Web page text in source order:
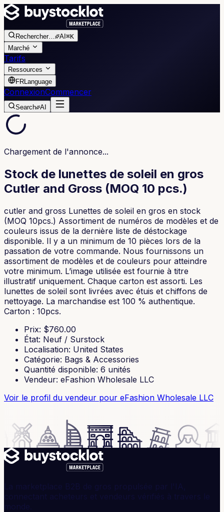
Rechercher… AI ⌘K
Marché
Tarifs
Ressources
FRLanguage
ConnexionCommencer
Search AI
Chargement de l'annonce...
Stock de lunettes de soleil en gros
Cutler and Gross (MOQ 10 pcs.)
cutler and gross Lunettes de soleil en gros en stock
(MOQ 10pcs.) Assortiment de numéros de modèles et de
couleurs issus de la dernière liste de déstockage
disponible. Il y a un minimum de 10 pièces lors de la
passation de votre commande. Nous fournissons un
assortiment de modèles et de couleurs pour atteindre
votre minimum. L’image utilisée est fournie à titre
illustratif uniquement. Chaque carton est assorti. Les
lunettes de soleil sont livrées avec étuis et chiffons de
nettoyage. La marchandise est 100 % authentique.
Carton : 10pcs.
Prix: $760.00
État: Neuf / Surstock
Localisation: United States
Catégorie: Bags & Accessories
Quantité disponible: 6 unités
Vendeur: eFashion Wholesale LLC
Voir le profil du vendeur pour eFashion Wholesale LLC
La marketplace B2B de gros propulsée par l'IA,
connectant acheteurs et vendeurs vérifiés à travers le
monde.